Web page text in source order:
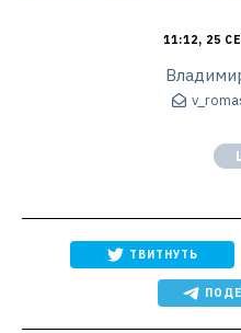
11:12, 25
ТВИТНУТЬ